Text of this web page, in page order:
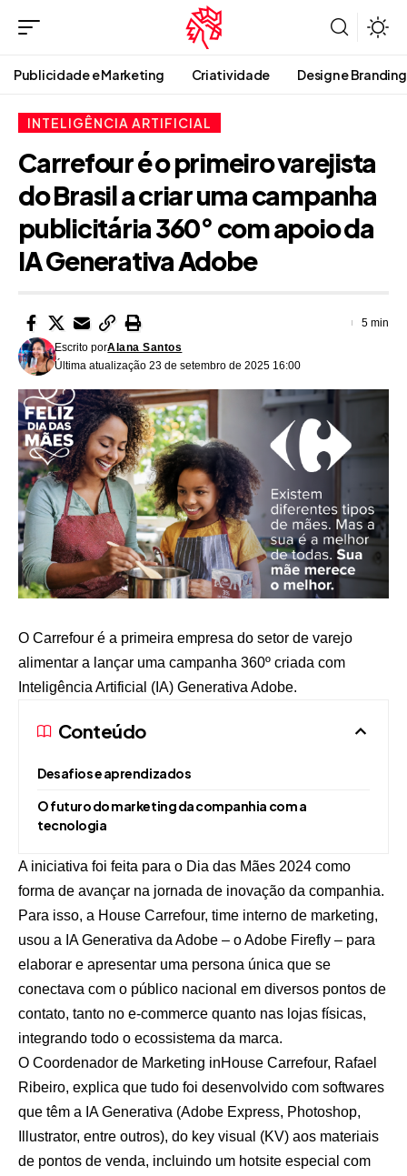
Publicidade e Marketing Criatividade Design e Branding
INTELIGÊNCIA ARTIFICIAL
Carrefour é o primeiro varejista
do Brasil a criar uma campanha
publicitária 360° com apoio da
IA Generativa Adobe
Última atualização 23 de setembro de 2025 16:00
Escrito porAlana Santos
5 min
O Carrefour é a primeira empresa do setor de varejo
alimentar a lançar uma campanha 360º criada com
Inteligência Artificial (IA) Generativa Adobe.
Conteúdo
Desafios e aprendizados
O futuro do marketing da companhia com a
tecnologia
A iniciativa foi feita para o Dia das Mães 2024 como
forma de avançar na jornada de inovação da companhia.
Para isso, a House Carrefour, time interno de marketing,
usou a IA Generativa da Adobe – o Adobe Firefly – para
elaborar e apresentar uma persona única que se
conectava com o público nacional em diversos pontos de
contato, tanto no e-commerce quanto nas lojas físicas,
integrando todo o ecossistema da marca.
O Coordenador de Marketing inHouse Carrefour, Rafael
Ribeiro, explica que tudo foi desenvolvido com softwares
que têm a IA Generativa (Adobe Express, Photoshop,
Illustrator, entre outros), do key visual (KV) aos materiais
de pontos de venda, incluindo um hotsite especial com